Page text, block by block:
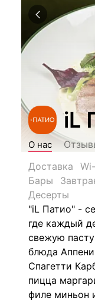
iL
О нас
Доставка
Бары
Десерты
"iL Патио" -
где каждый
свежую
блюда
Спагетти
пицца
филе миньон